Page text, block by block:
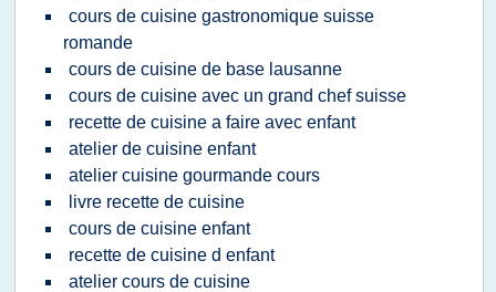
cours de cuisine gastronomique suisse
romande
cours de cuisine de base lausanne
cours de cuisine avec un grand chef suisse
recette de cuisine a faire avec enfant
atelier de cuisine enfant
atelier cuisine gourmande cours
livre recette de cuisine
cours de cuisine enfant
recette de cuisine d enfant
atelier cours de cuisine